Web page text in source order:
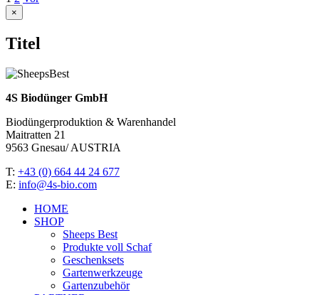
Close
product
view
×
Titel
4S Biodünger GmbH
Biodüngerproduktion & Warenhandel
Maitratten 21
9563 Gnesau/ AUSTRIA
T: +43 (0) 664 44 24 677
E: info@4s-bio.com
HOME
SHOP
Sheeps Best
Produkte voll Schaf
Geschenksets
Gartenwerkzeuge
Gartenzubehör